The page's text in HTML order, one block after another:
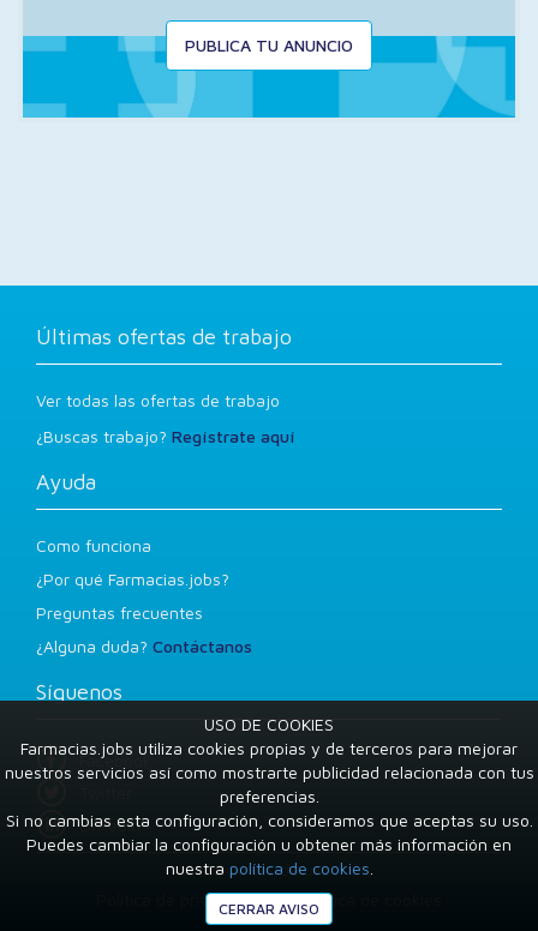
PUBLICA TU ANUNCIO
Últimas ofertas de trabajo
Ver todas las ofertas de trabajo
¿Buscas trabajo? Regístrate aquí
Ayuda
Como funciona
¿Por qué Farmacias.jobs?
Preguntas frecuentes
¿Alguna duda? Contáctanos
Síguenos
Facebook
LinkedIn
Condiciones de uso
Política de privacidad
Política de cookies
USO DE COOKIES
Farmacias.jobs utiliza cookies propias y de terceros para mejorar
nuestros servicios así como mostrarte publicidad relacionada con tus
preferencias.
Si no cambias esta configuración, consideramos que aceptas su uso.
Puedes cambiar la configuración u obtener más información en
nuestra política de cookies
CERRAR AVISO